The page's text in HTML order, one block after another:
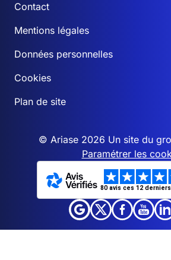
Contact
Mentions légales
Données personnelles
Cookies
Plan de site
© Ariase 2026 Un site du
Paramétrer les
80 avis ces 12